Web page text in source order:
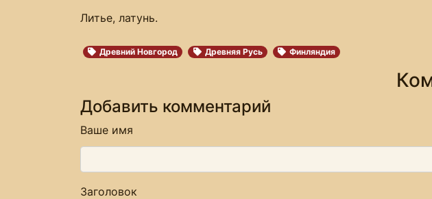
Литье, латунь.
Древний Новгород Древняя Русь Финляндия
Добавить комментарий
Ваше имя
Заголовок